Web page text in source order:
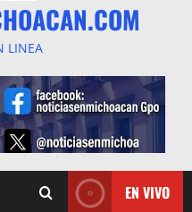
LINEA
EN VIVO